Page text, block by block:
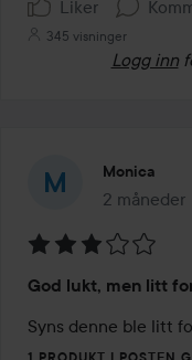
Liker
345 visninger
Logg inn
Monica
2 måneder
Innlegget
3
av
5
God lukt, men litt
Syns denne ble litt